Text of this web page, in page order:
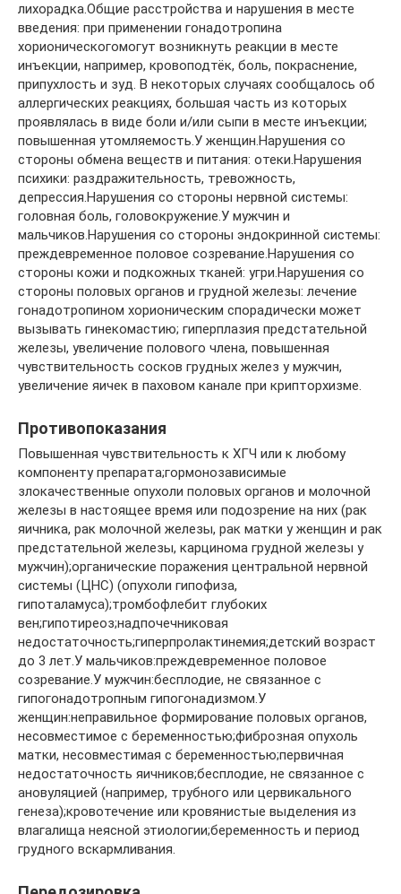
лихорадка.Общие расстройства и нарушения в месте
введения: при применении гонадотропина
хорионическогомогут возникнуть реакции в месте
инъекции, например, кровоподтёк, боль, покраснение,
припухлость и зуд. В некоторых случаях сообщалось об
аллергических реакциях, большая часть из которых
проявлялась в виде боли и/или сыпи в месте инъекции;
повышенная утомляемость.У женщин.Нарушения со
стороны обмена веществ и питания: отеки.Нарушения
психики: раздражительность, тревожность,
депрессия.Нарушения со стороны нервной системы:
головная боль, головокружение.У мужчин и
мальчиков.Нарушения со стороны эндокринной системы:
преждевременное половое созревание.Нарушения со
стороны кожи и подкожных тканей: угри.Нарушения со
стороны половых органов и грудной железы: лечение
гонадотропином хорионическим спорадически может
вызывать гинекомастию; гиперплазия предстательной
железы, увеличение полового члена, повышенная
чувствительность сосков грудных желез у мужчин,
увеличение яичек в паховом канале при крипторхизме.
Противопоказания
Повышенная чувствительность к ХГЧ или к любому
компоненту препарата;гормонозависимые
злокачественные опухоли половых органов и молочной
железы в настоящее время или подозрение на них (рак
яичника, рак молочной железы, рак матки у женщин и рак
предстательной железы, карцинома грудной железы у
мужчин);органические поражения центральной нервной
системы (ЦНС) (опухоли гипофиза,
гипоталамуса);тромбофлебит глубоких
вен;гипотиреоз;надпочечниковая
недостаточность;гиперпролактинемия;детский возраст
до 3 лет.У мальчиков:преждевременное половое
созревание.У мужчин:бесплодие, не связанное с
гипогонадотропным гипогонадизмом.У
женщин:неправильное формирование половых органов,
несовместимое с беременностью;фиброзная опухоль
матки, несовместимая с беременностью;первичная
недостаточность яичников;бесплодие, не связанное с
ановуляцией (например, трубного или цервикального
генеза);кровотечение или кровянистые выделения из
влагалища неясной этиологии;беременность и период
грудного вскармливания.